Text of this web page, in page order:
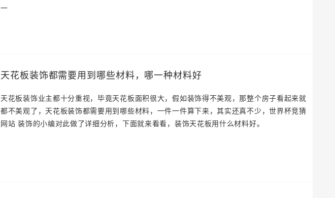
一
天花板装饰都需要用到哪些材料，哪一种材料好
天花板装饰业主都十分重视，毕竟天花板面积很大，假如装饰得不美观，那整个房子看起来就
都不美观了，天花板装饰都需要用到哪些材料，一件一件算下来，其实还真不少，世界杯竞猜
网站 装饰的小编对此做了详细分析，下面就来看看，装饰天花板用什么材料好。